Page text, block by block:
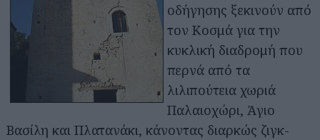
οδήγησης ξεκινούν από
τον Κοσμά για την
κυκλική διαδρομή που
περνά από τα
λιλιπούτεια χωριά
Παλαιοχώρι, Άγιο
Βασίλη και Πλατανάκι, κάνοντας διαρκώς ζιγκ-